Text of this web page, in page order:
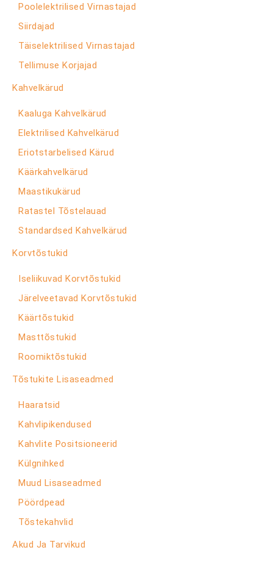
Poolelektrilised Virnastajad
Siirdajad
Täiselektrilised Virnastajad
Tellimuse Korjajad
Kahvelkärud
Kaaluga Kahvelkärud
Elektrilised Kahvelkärud
Eriotstarbelised Kärud
Käärkahvelkärud
Maastikukärud
Ratastel Tõstelauad
Standardsed Kahvelkärud
Korvtõstukid
Iseliikuvad Korvtõstukid
Järelveetavad Korvtõstukid
Käärtõstukid
Masttõstukid
Roomiktõstukid
Tõstukite Lisaseadmed
Haaratsid
Kahvlipikendused
Kahvlite Positsioneerid
Külgnihked
Muud Lisaseadmed
Pöördpead
Tõstekahvlid
Akud Ja Tarvikud